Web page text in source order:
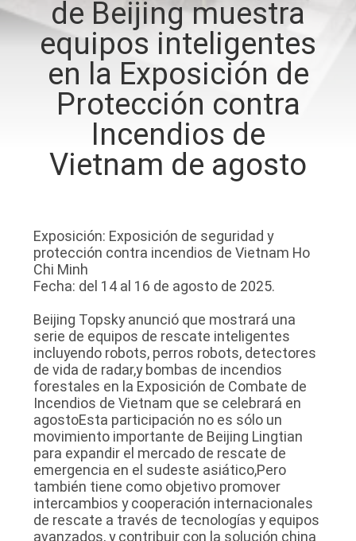
CONTROL
CALIDAD
ÉNTRENOS
CON
PIDA
CITA
MAPA
DEL
SITIO
PRIVACY
POLICY
de Beijing muestra
equipos inteligentes
en la Exposición de
Protección contra
Incendios de
Vietnam de agosto
Exposición: Exposición de seguridad y
protección contra incendios de Vietnam Ho
Chi Minh
Fecha: del 14 al 16 de agosto de 2025.
Beijing Topsky anunció que mostrará una
serie de equipos de rescate inteligentes
incluyendo robots, perros robots, detectores
de vida de radar,y bombas de incendios
forestales en la Exposición de Combate de
Incendios de Vietnam que se celebrará en
agostoEsta participación no es sólo un
movimiento importante de Beijing Lingtian
para expandir el mercado de rescate de
emergencia en el sudeste asiático,Pero
también tiene como objetivo promover
intercambios y cooperación internacionales
de rescate a través de tecnologías y equipos
avanzados, y contribuir con la solución china